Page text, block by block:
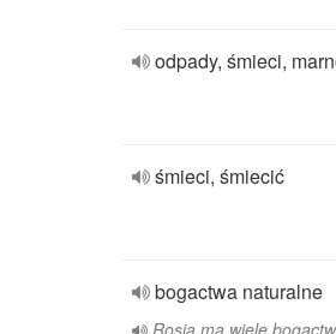
odpady, śmieci,
śmieci, śmiecić
bogactwa naturalne
Rosja ma wiele